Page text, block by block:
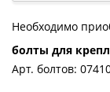
Необходимо
болты для
Арт. болтов: